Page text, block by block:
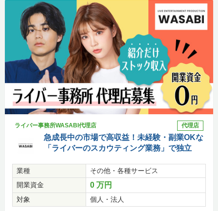
ライバー事務所WASABI代理店 代理店
急成長中の市場で高収益！未経験・副業OKな
「ライバーのスカウティング業務」で独立
業種
その他・各種サービス
開業資金
0 万円
対象 個人・法人